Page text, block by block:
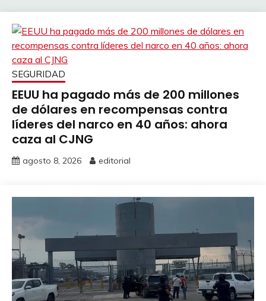
SEGURIDAD
EEUU ha pagado más de 200 millones
de dólares en recompensas contra
líderes del narco en 40 años: ahora
caza al CJNG
agosto 8, 2026 editorial